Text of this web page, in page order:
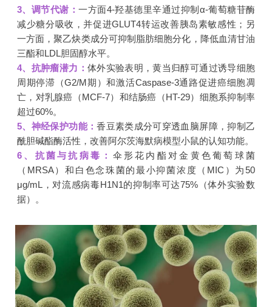
3、调节代谢：一方面4-羟基德里辛通过抑制α-葡萄糖苷酶
减少糖分吸收，并促进GLUT4转运改善胰岛素敏感性；另
一方面，聚乙炔类成分可抑制脂肪细胞分化，降低血清甘油
三酯和LDL胆固醇水平。
4、抗肿瘤潜力： 体外实验表明，黄当归醇可通过诱导细胞
周期停滞（G2/M期）和激活Caspase-3通路促进癌细胞凋
亡，对乳腺癌（MCF-7）和结肠癌（HT-29）细胞系抑制率
超过60%。
5、神经保护功能：香豆素类成分可穿透血脑屏障，抑制乙
酰胆碱酯酶活性，改善阿尔茨海默病模型小鼠的认知功能。
6、抗菌与抗病毒： 伞形花内酯对金黄色葡萄球菌
（MRSA）和白色念珠菌的最小抑菌浓度（MIC）为50
μg/mL，对流感病毒H1N1的抑制率可达75%（体外实验数
据）。